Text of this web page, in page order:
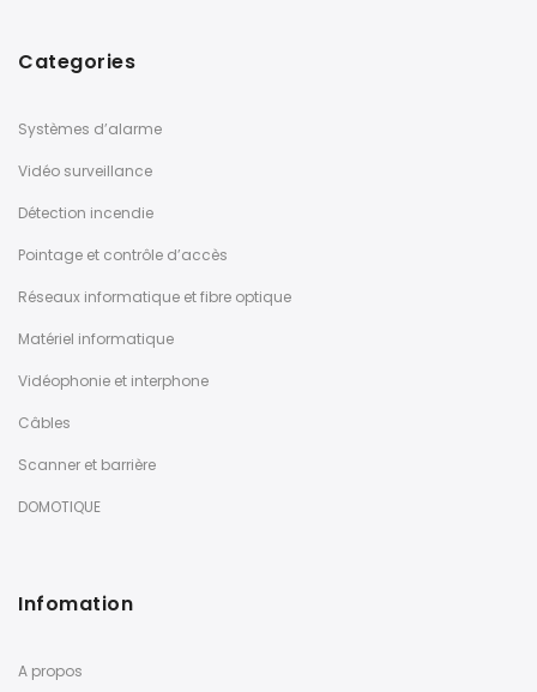
Categories
Systèmes d’alarme
Vidéo surveillance
Détection incendie
Pointage et contrôle d’accès
Réseaux informatique et fibre optique
Matériel informatique
Vidéophonie et interphone
Câbles
Scanner et barrière
DOMOTIQUE
Infomation
A propos